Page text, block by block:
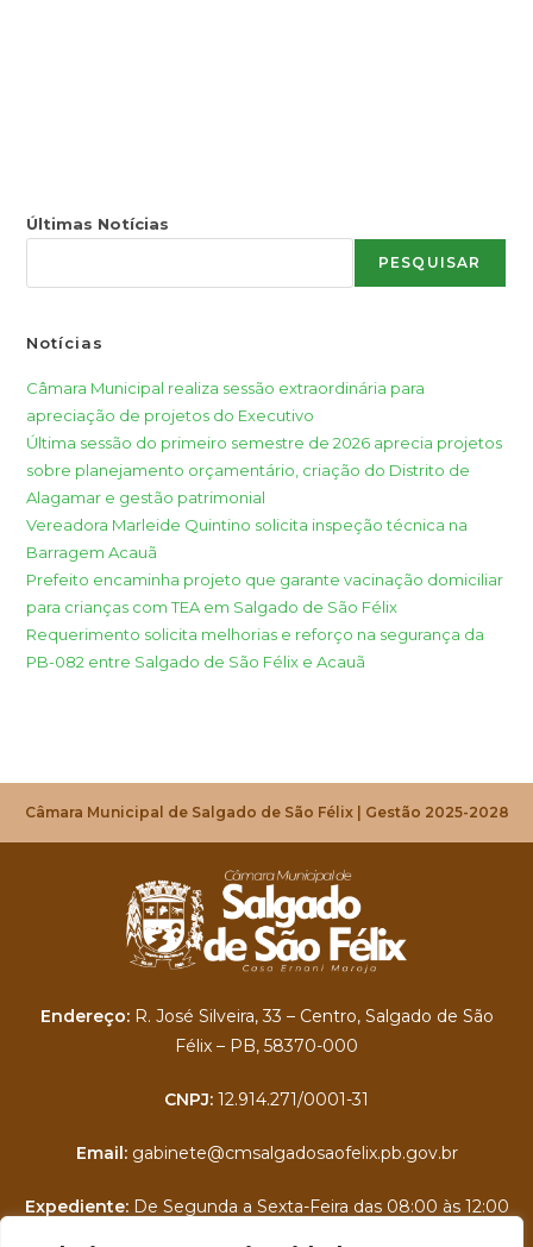
Últimas Notícias
PESQUISAR
Notícias
Câmara Municipal realiza sessão extraordinária para
apreciação de projetos do Executivo
Última sessão do primeiro semestre de 2026 aprecia projetos
sobre planejamento orçamentário, criação do Distrito de
Alagamar e gestão patrimonial
Vereadora Marleide Quintino solicita inspeção técnica na
Barragem Acauã
Prefeito encaminha projeto que garante vacinação domiciliar
para crianças com TEA em Salgado de São Félix
Requerimento solicita melhorias e reforço na segurança da
PB-082 entre Salgado de São Félix e Acauã
Câmara Municipal de Salgado de São Félix | Gestão 2025-2028
Endereço: R. José Silveira, 33 – Centro, Salgado de São
Félix – PB, 58370-000
CNPJ: 12.914.271/0001-31
Email: gabinete@cmsalgadosaofelix.pb.gov.br
Expediente: De Segunda a Sexta-Feira das 08:00 às 12:00
Portal da Transparência